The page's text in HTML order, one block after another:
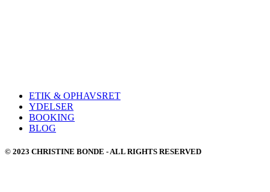
ETIK & OPHAVSRET
YDELSER
BOOKING
BLOG
© 2023 CHRISTINE BONDE - ALL RIGHTS RESERVED